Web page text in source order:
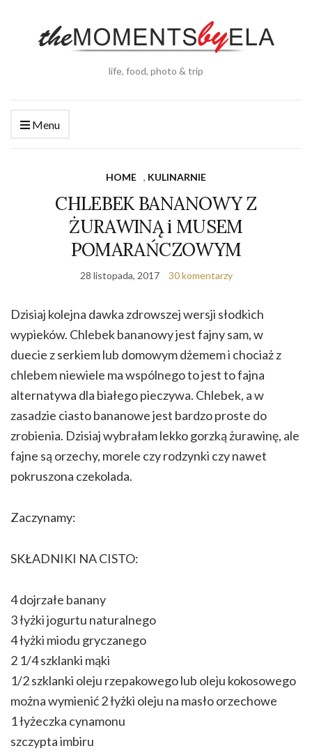
life, food, photo & trip
Menu
HOME , KULINARNIE
CHLEBEK BANANOWY Z
ŻURAWINĄ i MUSEM
POMARAŃCZOWYM
28 listopada, 2017 30 komentarzy
Dzisiaj kolejna dawka zdrowszej wersji słodkich
wypieków. Chlebek bananowy jest fajny sam, w
duecie z serkiem lub domowym dżemem i chociaż z
chlebem niewiele ma wspólnego to jest to fajna
alternatywa dla białego pieczywa. Chlebek, a w
zasadzie ciasto bananowe jest bardzo proste do
zrobienia. Dzisiaj wybrałam lekko gorzką żurawinę, ale
fajne są orzechy, morele czy rodzynki czy nawet
pokruszona czekolada.
Zaczynamy:
SKŁADNIKI NA CISTO:
4 dojrzałe banany
3 łyżki jogurtu naturalnego
4 łyżki miodu gryczanego
2 1/4 szklanki mąki
1/2 szklanki oleju rzepakowego lub oleju kokosowego
można wymienić 2 łyżki oleju na masło orzechowe
1 łyżeczka cynamonu
szczypta imbiru